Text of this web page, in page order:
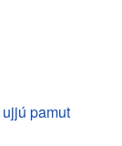
pamut